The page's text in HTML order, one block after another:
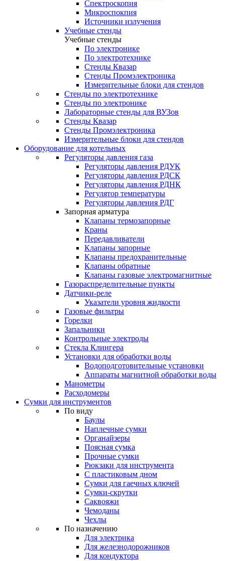
Спектроскопия
Микроспокпия
Источники излучения
Учебные стенды
Учебные стенды
По электронике
По электротехнике
Стенды Квазар
Стенды Промэлектроника
Измерительные блоки для стендов
Стенды по электротехнике
Стенды по электронике
Лабораторные стенды для ВУЗов
Стенды Квазар
Стенды Промэлектроника
Измерительные блоки для стендов
Оборудование для котельных
Регуляторы давления газа
Регуляторы давления РДУК
Регуляторы давления РДСК
Регуляторы давления РДНК
Регулятор температуры
Регуляторы давления РДГ
Запорная арматура
Клапаны термозапорные
Краны
Передавливатели
Клапаны запорные
Клапаны предохранительные
Клапаны обратные
Клапаны газовые электромагнитные
Газораспределительные пункты
Датчики-реле
Указатели уровня жидкости
Газовые фильтры
Горелки
Запальники
Контрольные электроды
Стекла Клингера
Установки для обработки воды
Водоподготовительные установки
Аппараты магнитной обработки воды
Манометры
Расходомеры
Сумки для инструментов
По виду
Баулы
Наплечные сумки
Органайзеры
Поясная сумка
Прочные сумки
Рюкзаки для инструмента
С пластиковым дном
Сумки для гаечных ключей
Сумки-скрутки
Саквояжи
Чемоданы
Чехлы
По назначению
Для электрика
Для железнодорожников
Для кондуктора